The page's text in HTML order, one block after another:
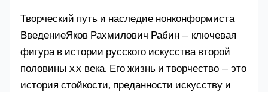
Творческий путь и наследие нонконформиста
ВведениеЯков Рахмилович Рабин — ключевая
фигура в истории русского искусства второй
половины XX века. Его жизнь и творчество — это
история стойкости, преданности искусству и